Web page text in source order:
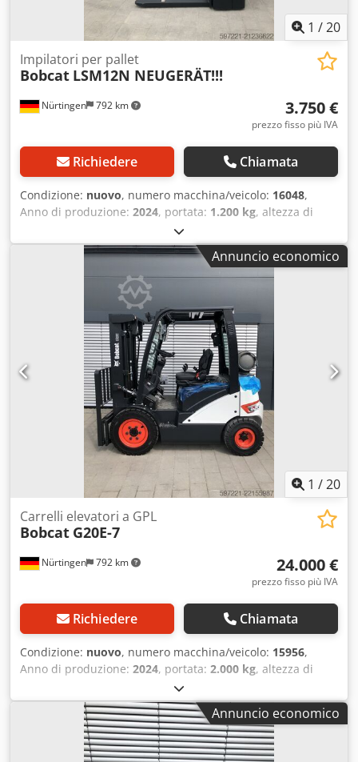
1 /20
Nürtingen 792 km
Impilatori per pallet
Bobcat LSM12N NEUGERÄT!!!
3.750 €
prezzo fisso più IVA
Richiedere Chiamata
Condizione: nuovo, numero macchina/veicolo: 16048,
Anno di produzione: 2024, portata: 1.200 kg, altezza di
, baricentro del carico:
tipo di carburante:elettrico, tipo di montante:Simplex,
altezza di costruzione:2.080 mm, tensione della batteria:
, lunghezza delle forche:1.150 mm, peso complessivo:
, 5076939 Csdoykc Rropfx Af Hjha Numero di serie:
OBWNL-002740 Specifiche della batteria: 24 V, 60 Ah
Annuncio economico
1 /20
Nürtingen 792 km
Carrelli elevatori a GPL
Bobcat G20E-7
24.000 €
prezzo fisso più IVA
Richiedere Chiamata
Condizione: nuovo, numero macchina/veicolo: 15956,
Anno di produzione: 2024, portata: 2.000 kg, altezza di
, sollevamento libero:
baricentro del carico:500 mm, tipo di carburante:
, tipo di montante:triplex, altezza di costruzione:
, lunghezza delle forche:1.200 mm, tipo motore:
Elettrico, costruttore: Bobcat Chedszff Axspfx Af Hja
Annuncio economico